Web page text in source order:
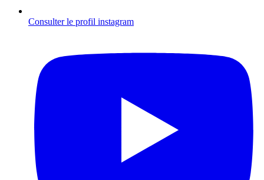
Consulter le profil instagram